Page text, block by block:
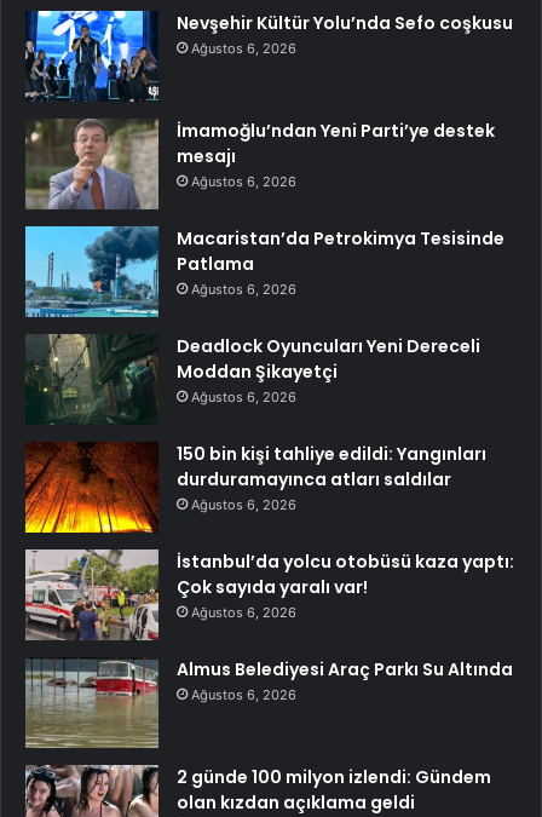
Nevşehir Kültür Yolu’nda Sefo coşkusu
Ağustos 6, 2026
İmamoğlu’ndan Yeni Parti’ye destek
mesajı
Ağustos 6, 2026
Macaristan’da Petrokimya Tesisinde
Patlama
Ağustos 6, 2026
Deadlock Oyuncuları Yeni Dereceli
Moddan Şikayetçi
Ağustos 6, 2026
150 bin kişi tahliye edildi: Yangınları
durduramayınca atları saldılar
Ağustos 6, 2026
İstanbul’da yolcu otobüsü kaza yaptı:
Çok sayıda yaralı var!
Ağustos 6, 2026
Almus Belediyesi Araç Parkı Su Altında
Ağustos 6, 2026
2 günde 100 milyon izlendi: Gündem
olan kızdan açıklama geldi